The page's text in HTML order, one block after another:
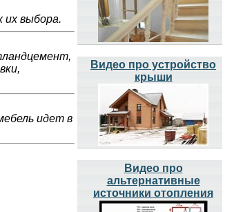
их выбора.
идет в
Видео про устройство
крыши
Видео про
альтернативные
источники отопления